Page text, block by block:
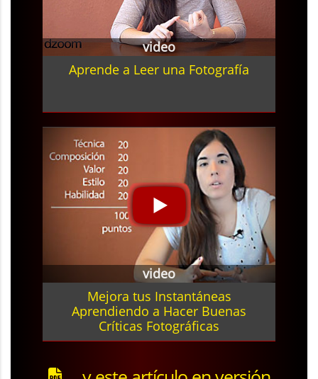
video
Aprende a Leer una Fotografía
video
Mejora tus Instantáneas
Aprendiendo a Hacer Buenas
Críticas Fotográficas